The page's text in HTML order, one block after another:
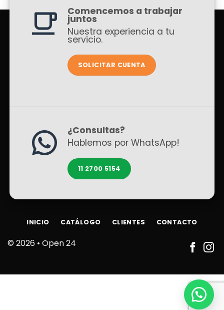
Comencemos a trabajar
juntos
Nuestra experiencia a tu
servicio.
SOLICITAR CUENTA
¿Consultas?
Hablemos por WhatsApp!
11 2700 5154
© 2026 • Open 24
INICIO CATÁLOGO CLIENTES CONTACTO